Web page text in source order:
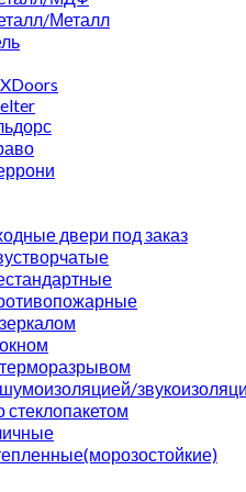
Металл
двери под заказ
стеклопакетом